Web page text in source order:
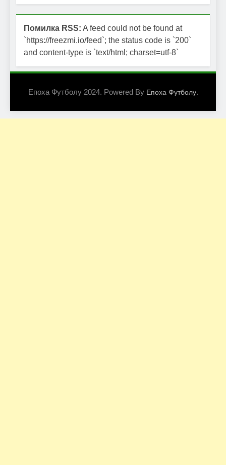
Помилка RSS: A feed could not be found at
`https://freezmi.io/feed`; the status code is `200`
and content-type is `text/html; charset=utf-8`
Епоха Футболу 2024. Powered By Епоха Футболу.